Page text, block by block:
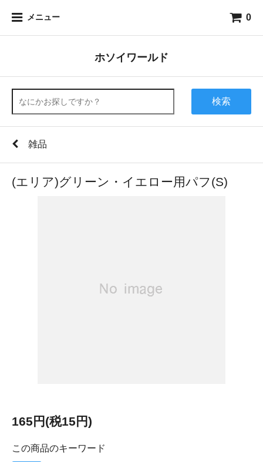
メニュー 0
ホソイワールド
検索
雑品
(エリア)グリーン・イエロー用パフ(S)
165円(税15円)
この商品のキーワード